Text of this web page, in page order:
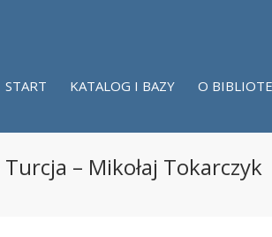
START KATALOG I BAZY O
– Mikołaj Tokarczyk